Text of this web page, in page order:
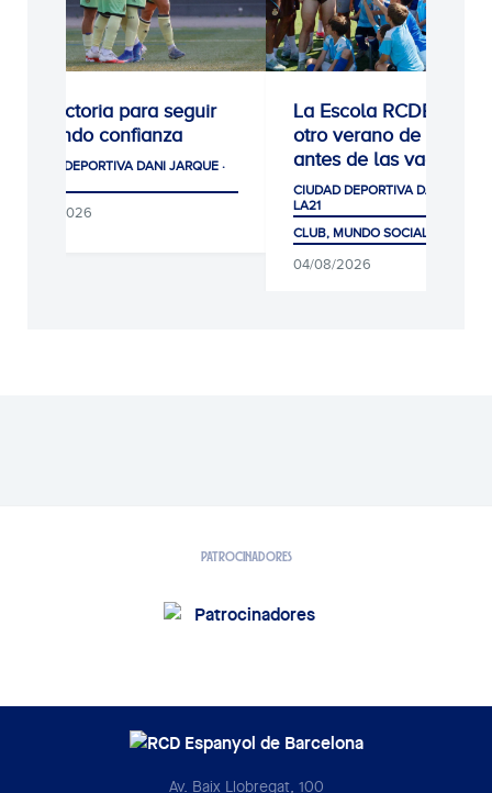
Victoria para seguir
confianza
DEPORTIVA DANI JARQUE ·
La Escola RCDE cierra
otro verano de récord
antes de las vacaciones
CIUDAD DEPORTIVA DANI JARQUE ·
CLUB, MUNDO SOCIAL Y AFICIÓN
04/08/2026
PATROCINADORES
Av. Baix Llobregat, 100